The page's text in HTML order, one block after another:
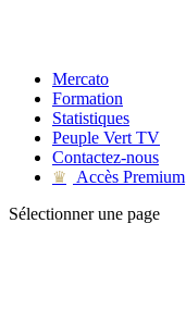
Mercato
Formation
Statistiques
Peuple Vert TV
Contactez-nous
♛
Accès Premium
Sélectionner une page